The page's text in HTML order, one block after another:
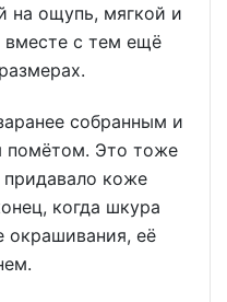
на ощупь, мягкой и
вместе с тем ещё
собранным и
помётом. Это тоже
коже
когда шкура
окрашивания, её